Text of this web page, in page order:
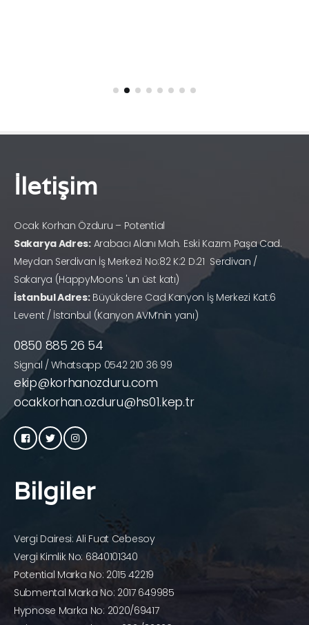
İletişim
Ocak Korhan Özduru – Potential
Sakarya Adres:Arabacı Alanı Mah. Eski Kazım Paşa Cad.
Meydan Serdivan İş Merkezi No:82 K:2 D:21 Serdivan /
Sakarya (HappyMoons 'un üst katı)
İstanbul Adres:Büyükdere Cad Kanyon İş Merkezi Kat:6
Levent / İstanbul (Kanyon AVM’nin yanı)
0850 885 26 54
Signal / Whatsapp 0542 210 36 99
ekip@korhanozduru.com
ocakkorhan.ozduru@hs01.kep.tr
Bilgiler
Vergi Dairesi: Ali Fuat Cebesoy
Vergi Kimlik No: 6840101340
Potential Marka No: 2015 42219
Submental Marka No: 2017 649985
Hypnose Marka No: 2020/69417